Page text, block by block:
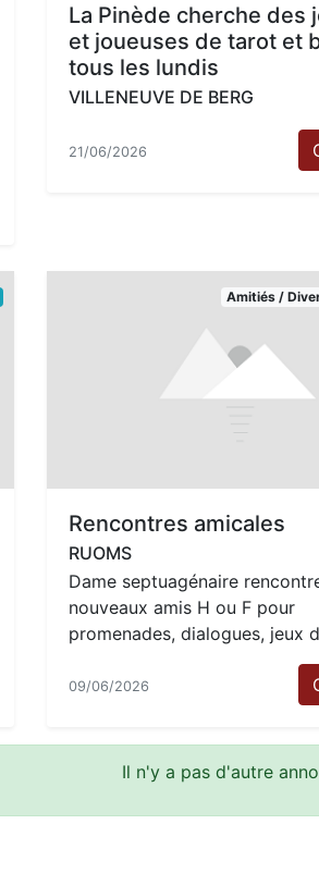
La Pinède cherche des
et joueuses de tarot et
tous les lundis
VILLENEUVE DE BERG
21/06/2026
Amitiés /
Rencontres amicales
RUOMS
Dame septuagénaire
nouveaux amis H ou F pour
promenades, dialogues, jeux
09/06/2026
Il n'y a pas d'autre